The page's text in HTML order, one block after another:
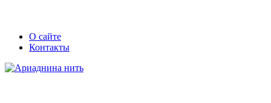
Skip
Secondary
left
navigation
Secondary
right
navigation
О сайте
Контакты